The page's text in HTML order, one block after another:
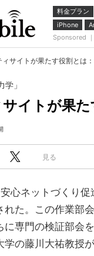
料金プラン
iPhone
Sponsored ｜
ィサイトが果たす役割とは
イトが果た
」
見る
心ネットづくり促
れた。この作業部
に専門の検証部会
学の藤川大祐教授